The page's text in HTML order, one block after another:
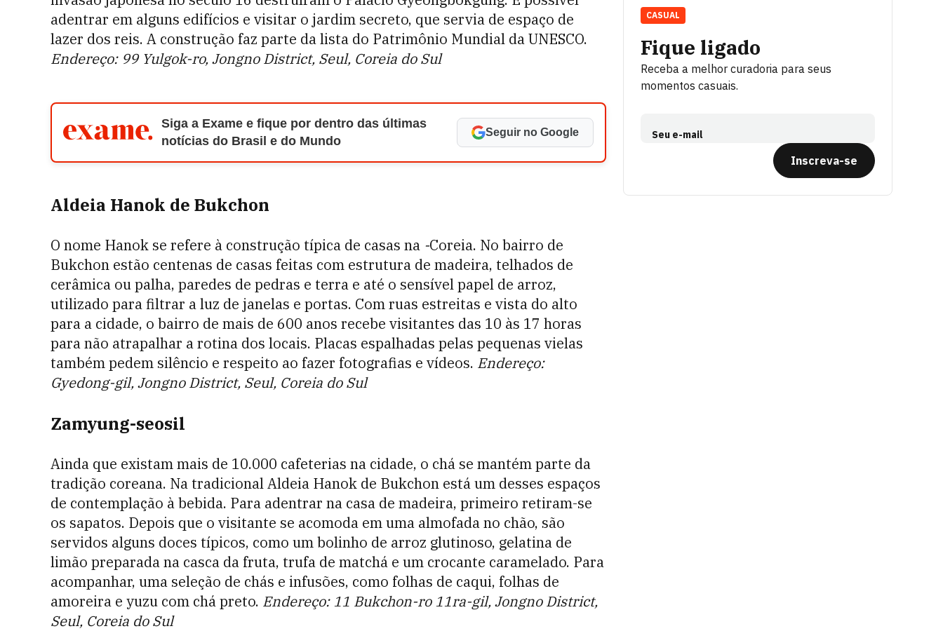
adentrar em alguns edifícios e visitar o jardim secreto, que servia de espaço de
lazer dos reis. A construção faz parte da lista do Patrimônio Mundial da UNESCO.
Endereço: 99 Yulgok-ro, Jongno District, Seul, Coreia do Sul
Siga a Exame e fique por dentro das últimas
notícias do Brasil e do Mundo
Seguir no Google
Aldeia Hanok de Bukchon
O nome Hanok se refere à construção típica de casas na -Coreia. No bairro de
Bukchon estão centenas de casas feitas com estrutura de madeira, telhados de
cerâmica ou palha, paredes de pedras e terra e até o sensível papel de arroz,
utilizado para filtrar a luz de janelas e portas. Com ruas estreitas e vista do alto
para a cidade, o bairro de mais de 600 anos recebe visitantes das 10 às 17 horas
para não atrapalhar a rotina dos locais. Placas espalhadas pelas pequenas vielas
também pedem silêncio e respeito ao fazer fotografias e vídeos. Endereço:
Gyedong-gil, Jongno District, Seul, Coreia do Sul
Zamyung-seosil
Ainda que existam mais de 10.000 cafeterias na cidade, o chá se mantém parte da
tradição coreana. Na tradicional Aldeia Hanok de Bukchon está um desses espaços
de contemplação à bebida. Para adentrar na casa de madeira, primeiro retiram-se
os sapatos. Depois que o visitante se acomoda em uma almofada no chão, são
servidos alguns doces típicos, como um bolinho de arroz glutinoso, gelatina de
limão preparada na casca da fruta, trufa de matchá e um crocante caramelado. Para
acompanhar, uma seleção de chás e infusões, como folhas de caqui, folhas de
amoreira e yuzu com chá preto. Endereço: 11 Bukchon-ro 11ra-gil, Jongno District,
Seul, Coreia do Sul
Fique ligado
Receba a melhor curadoria para seus
momentos casuais.
Seu e-mail
Inscreva-se
CASUAL